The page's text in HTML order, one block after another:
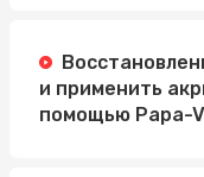
и применить
помощью Papa-